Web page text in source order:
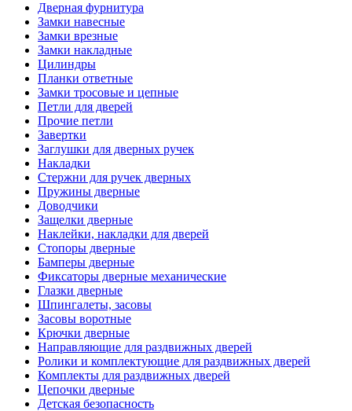
Дверная фурнитура
Замки навесные
Замки врезные
Замки накладные
Цилиндры
Планки ответные
Замки тросовые и цепные
Петли для дверей
Прочие петли
Завертки
Заглушки для дверных ручек
Накладки
Стержни для ручек дверных
Пружины дверные
Доводчики
Защелки дверные
Наклейки, накладки для дверей
Стопоры дверные
Бамперы дверные
Фиксаторы дверные механические
Глазки дверные
Шпингалеты, засовы
Засовы воротные
Крючки дверные
Направляющие для раздвижных дверей
Ролики и комплектующие для раздвижных дверей
Комплекты для раздвижных дверей
Цепочки дверные
Детская безопасность